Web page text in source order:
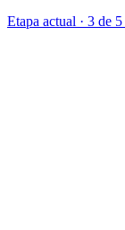
Etapa actual · 3 de 5